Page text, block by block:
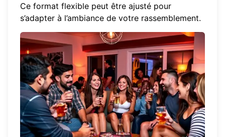
Ce format flexible peut être ajusté pour
s’adapter à l’ambiance de votre rassemblement.